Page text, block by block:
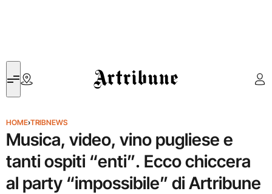
Artribune
HOME›TRIBNEWS
Musica, video, vino pugliese e
tanti ospiti “enti”. Ecco chiccera
al party “impossibile” di Artribune